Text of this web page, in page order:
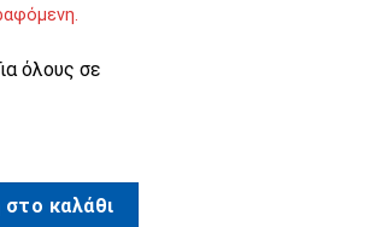
όλους σε
67 ποσότητα
καλάθι